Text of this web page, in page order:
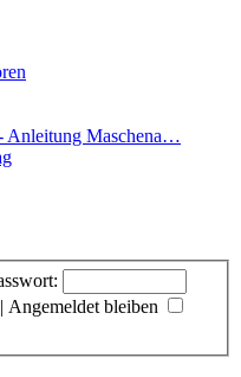
Anleitung Maschena…
| Angemeldet bleiben